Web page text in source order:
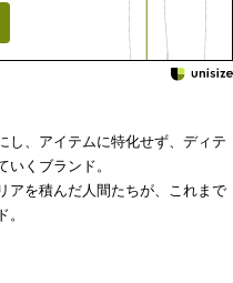
し、アイテムに特化せず、ディテ
くブランド。
アを積んだ人間たちが、これまで